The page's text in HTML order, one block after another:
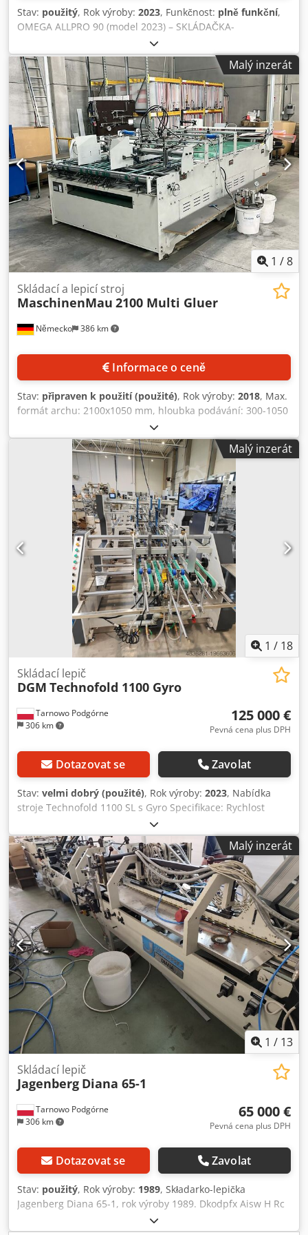
Stav: použitý, Rok výroby: 2023, Funkčnost: plně funkční,
OMEGA ALLPRO 90 (model 2023) – SKLÁDAČKA-
LEPIDLOVAČKA - Zařízení Microbox - Servomotory na
podávacím a stohovacím zařízení - Dálkové ovládání - Levá
a pravá boční registrační sekce - Vysouvatelný středový
nosič v závěrečné skládací sekci - Třetí nosič v PF1 a PF2 -
Kamera na podávacím zařízení pro sledování vstupu do
podávací sekce - Motorizované nosiče s indikací polohy -
Elektronický servopohon pro 4- a 6-hranné krabice -
Pneumatické zarovnávací zařízení pro mikrovrstvé krabice s
automatickým dnem - eWON Flexy pro sdílení dat pomocí
protokolu OPC UA - Systém skládání s pneumatickou
asistencí pro automatická dna - Bezpečnostní lanka
Dkjdpfx Aszlqzgji Tor - Systém nanášení studeného lepidla
ERO (3 pistole + boční lepicí válec s nádrží)
Malý inzerát
1 /8
Německo 386 km
Skládací a lepicí stroj
MaschinenMau 2100 Multi Gluer
Informace o ceně
Stav: připraven k použití (použité), Rok výroby: 2018, Max.
formát archu: 2100x1050 mm, hloubka podávání: 300-1050
mm, šířka podávání: 400-2100 mm, příkon: 2,5 kW, délka:
4500 mm, šířka: 2500 mm, hmotnost: 2,5 t. Lze provádět
3bodové a podélné lepení. Prohlídka na místě je možná.
Dodpfxjy Sv Syo Ai Tekr
Malý inzerát
1 / 18
Tarnowo Podgórne
306 km
Skládací lepič
DGM Technofold 1100 Gyro
125 000 €
Pevná cena plus DPH
Dotazovat se Zavolat
Stav: velmi dobrý (použité), Rok výroby: 2023, Nabídka
stroje Technofold 1100 SL s Gyro Specifikace: Rychlost
stroje: 350 m/min Rychlost krokování: 20 m/min Šířka
balení: 160–1100 mm Rozměry stroje: 22 × 1,88 × 1,5 m
Hmotnost stroje: 9,2 t Maximální příkon: 26 kW Potřeba
vzduchu: 6 bar / max. 10 m³/h Vybavení stroje: 4-6bodový
stroj Gyro – otáčení balíčků o 90° Sekce bočního srovnávání
– vlevo/vpravo Sekce předlámání Automatická spodní sekce
Servomotory, 4/6bodový zadní ohýbací systém Spodní
rotační lepidlo vlevo/vpravo KQ systém studeného lepení
se 4 hlavicemi Závěrečná sekce přimáčknutí a uzavření
Vysílací sekce Žehlicí sekce s nezávislým pohonem
Pneumatické vkládací válečky s vyrovnáním SQUARING 2
Dkodpsw Ec D Ajfx Ai Ter Klepací blok – SPANKER Vakuum
na podavači + vibrátor Kamera s monitorem na displeji
Malý inzerát
1 / 13
Tarnowo Podgórne
306 km
Skládací lepič
Jagenberg Diana 65-1
65 000 €
Pevná cena plus DPH
Dotazovat se Zavolat
Stav: použitý, Rok výroby: 1989, Składarko-lepička
Jagenberg Diana 65-1, rok výroby 1989. Dkodpfx Aisw H Rc
Nj Tjr - Přímé lepení - Tříbodové lepení, crash lock,